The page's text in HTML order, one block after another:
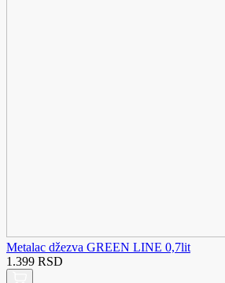
Metalac džezva GREEN LINE 0,7lit
1.399 RSD